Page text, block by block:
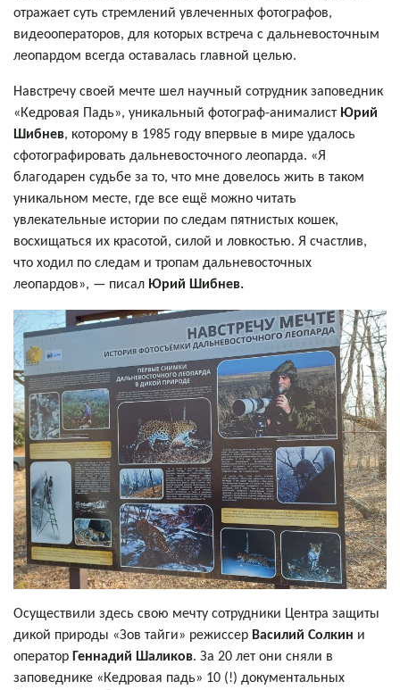
отражает суть стремлений увлеченных фотографов,
видеооператоров, для которых встреча с дальневосточным
леопардом всегда оставалась главной целью.
Навстречу своей мечте шел научный сотрудник заповедник
«Кедровая Падь», уникальный фотограф-анималист Юрий
Шибнев, которому в 1985 году впервые в мире удалось
сфотографировать дальневосточного леопарда. «Я
благодарен судьбе за то, что мне довелось жить в таком
уникальном месте, где все ещё можно читать
увлекательные истории по следам пятнистых кошек,
восхищаться их красотой, силой и ловкостью. Я счастлив,
что ходил по следам и тропам дальневосточных
леопардов», — писал Юрий Шибнев.
Осуществили здесь свою мечту сотрудники Центра защиты
дикой природы «Зов тайги» режиссер Василий Солкин и
оператор Геннадий Шаликов. За 20 лет они сняли в
заповеднике «Кедровая падь» 10 (!) документальных